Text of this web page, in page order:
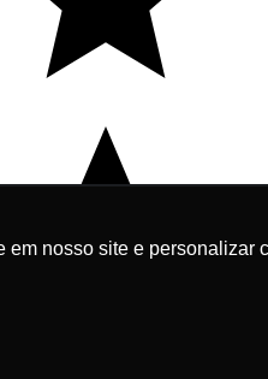
nosso site e personalizar